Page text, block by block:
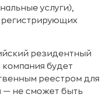
услуги),
регистрирующих
резидентный
будет
реестром для
— не сможет быть